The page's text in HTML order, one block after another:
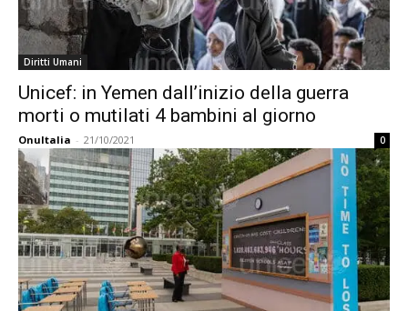
Diritti Umani
Unicef: in Yemen dall’inizio della guerra
morti o mutilati 4 bambini al giorno
OnuItalia - 21/10/2021 0